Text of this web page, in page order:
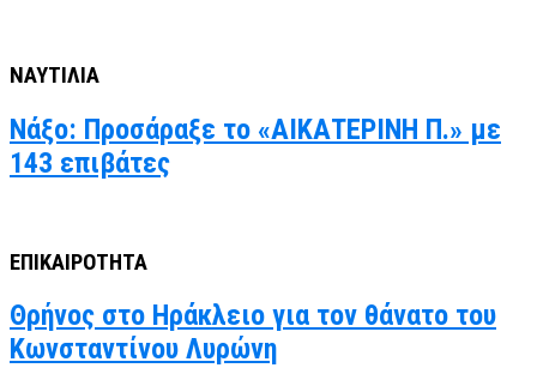
ΝΑΥΤΙΛΙΑ
Νάξο: Προσάραξε το «ΑΙΚΑΤΕΡΙΝΗ Π.» με
143 επιβάτες
ΕΠΙΚΑΙΡΟΤΗΤΑ
Θρήνος στο Ηράκλειο για τον θάνατο του
Κωνσταντίνου Λυρώνη